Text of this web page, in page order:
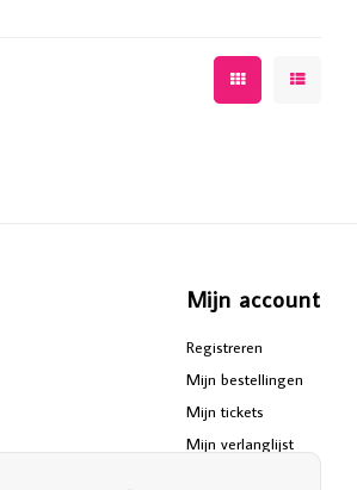
Mijn account
Registreren
Mijn bestellingen
Mijn tickets
Mijn verlanglijst